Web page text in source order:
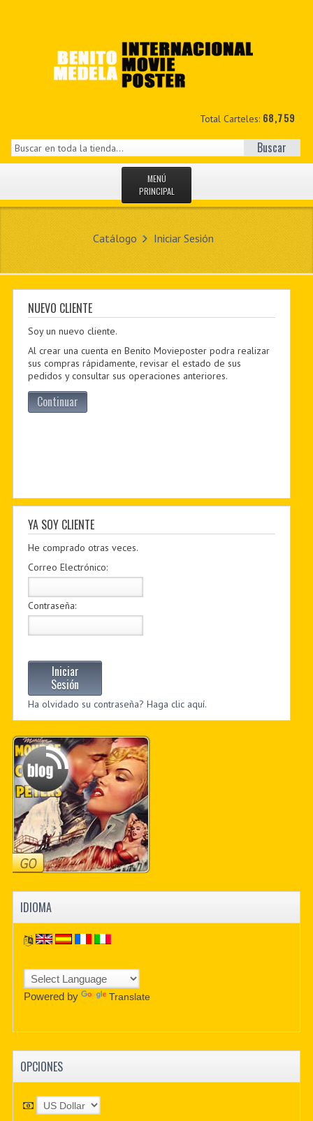
Total Carteles: 68,759
Buscar
MENÚ
PRINCIPAL
MIS DATOS
CUSTOM PDF
Catálogo Iniciar Sesión
NUEVO CLIENTE
Soy un nuevo cliente.
Al crear una cuenta en Benito Movieposter podra realizar
sus compras rápidamente, revisar el estado de sus
pedidos y consultar sus operaciones anteriores.
Continuar
YA SOY CLIENTE
He comprado otras veces.
Correo Electrónico:
Contraseña:
Iniciar
Sesión
Ha olvidado su contraseña? Haga clic aquí.
IDIOMA
Powered by Translate
OPCIONES